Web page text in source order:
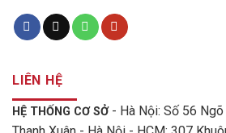
LIÊN HỆ
HỆ THỐNG CƠ SỞ - Hà Nội: Số 56